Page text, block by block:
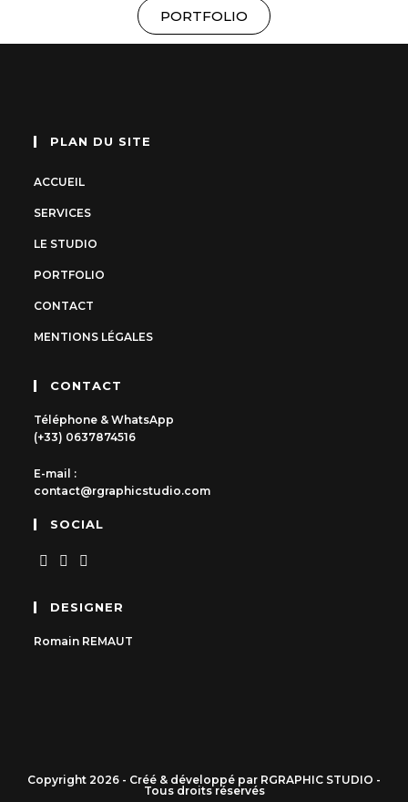
PORTFOLIO
PLAN DU SITE
ACCUEIL
SERVICES
LE STUDIO
PORTFOLIO
CONTACT
MENTIONS LÉGALES
CONTACT
Téléphone & WhatsApp
(+33) 0637874516
E-mail :
contact@rgraphicstudio.com
SOCIAL
DESIGNER
Romain REMAUT
Copyright 2026 - Créé & développé par RGRAPHIC STUDIO -
Tous droits réservés